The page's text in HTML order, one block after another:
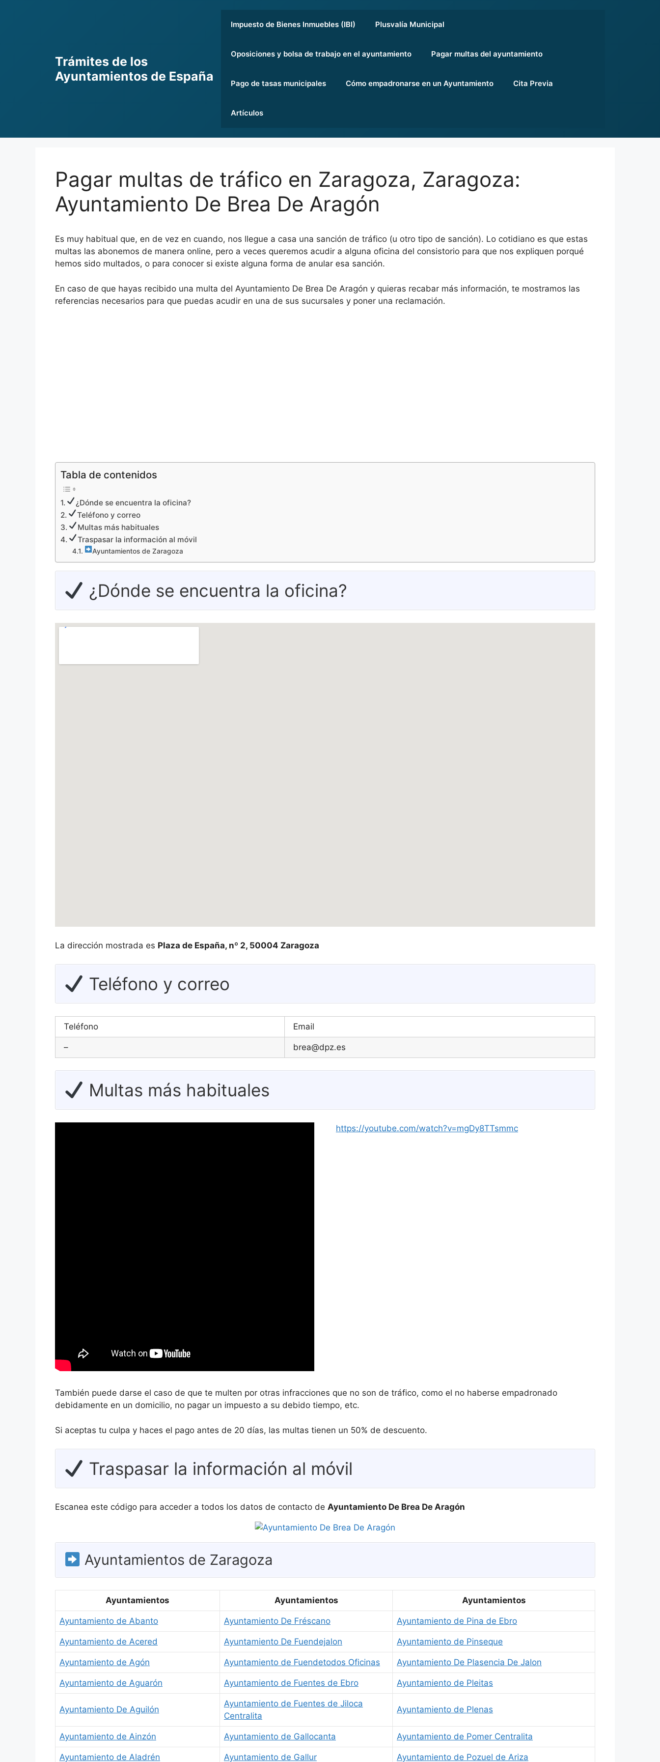
Trámites de los
Ayuntamientos de España
Impuesto de Bienes Inmuebles (IBI) Plusvalía Municipal
Oposiciones y bolsa de trabajo en el ayuntamiento Pagar multas del ayuntamiento
Pago de tasas municipales Cómo empadronarse en un Ayuntamiento Cita Previa
Artículos
Pagar multas de tráfico en Zaragoza, Zaragoza:
Ayuntamiento De Brea De Aragón
Es muy habitual que, en de vez en cuando, nos llegue a casa una sanción de tráfico (u otro tipo de sanción). Lo cotidiano es que estas
multas las abonemos de manera online, pero a veces queremos acudir a alguna oficina del consistorio para que nos expliquen porqué
hemos sido multados, o para conocer si existe alguna forma de anular esa sanción.
En caso de que hayas recibido una multa del Ayuntamiento De Brea De Aragón y quieras recabar más información, te mostramos las
referencias necesarios para que puedas acudir en una de sus sucursales y poner una reclamación.
Tabla de contenidos
¿Dónde se encuentra la oficina?
Teléfono y correo
Multas más habituales
Traspasar la información al móvil
Ayuntamientos de Zaragoza
¿Dónde se encuentra la oficina?
La dirección mostrada es Plaza de España, nº 2, 50004 Zaragoza
Teléfono y correo
Teléfono Email
– brea@dpz.es
Multas más habituales
https://youtube.com/watch?v=mgDy8TTsmmc
También puede darse el caso de que te multen por otras infracciones que no son de tráfico, como el no haberse empadronado
debidamente en un domicilio, no pagar un impuesto a su debido tiempo, etc.
Si aceptas tu culpa y haces el pago antes de 20 días, las multas tienen un 50% de descuento.
Traspasar la información al móvil
Escanea este código para acceder a todos los datos de contacto de Ayuntamiento De Brea De Aragón
Ayuntamientos de Zaragoza
Ayuntamientos Ayuntamientos Ayuntamientos
Ayuntamiento de Abanto Ayuntamiento De Fréscano Ayuntamiento de Pina de Ebro
Ayuntamiento de Acered Ayuntamiento De Fuendejalon Ayuntamiento de Pinseque
Ayuntamiento de Agón Ayuntamiento de Fuendetodos Oficinas Ayuntamiento De Plasencia De Jalon
Ayuntamiento de Aguarón Ayuntamiento de Fuentes de Ebro Ayuntamiento de Pleitas
Ayuntamiento De Aguilón
Ayuntamiento de Fuentes de Jiloca
Centralita
Ayuntamiento de Plenas
Ayuntamiento de Ainzón Ayuntamiento de Gallocanta Ayuntamiento de Pomer Centralita
Ayuntamiento de Aladrén Ayuntamiento de Gallur Ayuntamiento de Pozuel de Ariza